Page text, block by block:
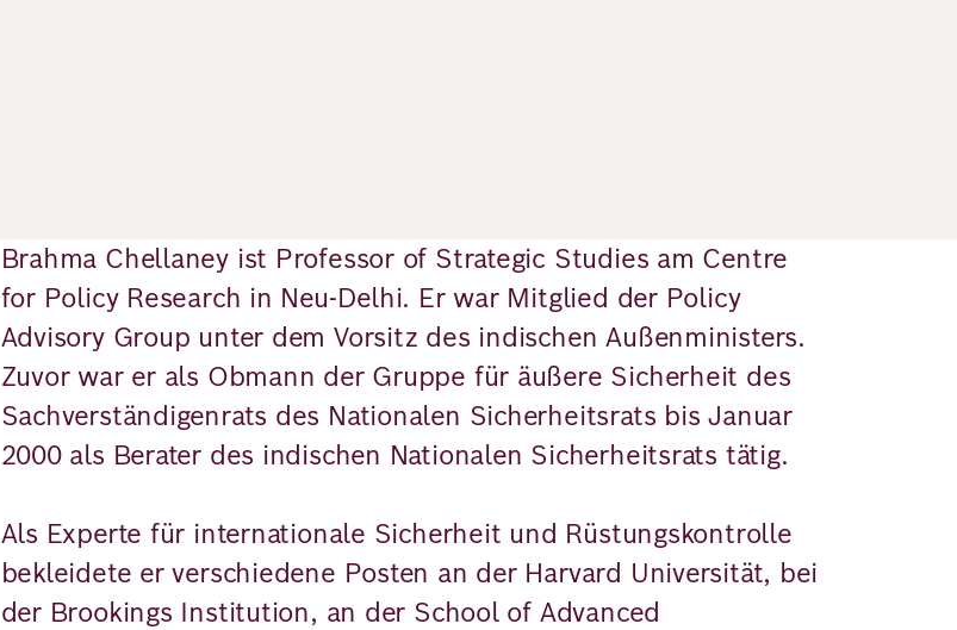
Brahma Chellaney ist Professor of Strategic Studies am Centre
for Policy Research in Neu-Delhi. Er war Mitglied der Policy
Advisory Group unter dem Vorsitz des indischen Außenministers.
Zuvor war er als Obmann der Gruppe für äußere Sicherheit des
Sachverständigenrats des Nationalen Sicherheitsrats bis Januar
2000 als Berater des indischen Nationalen Sicherheitsrats tätig.
Als Experte für internationale Sicherheit und Rüstungskontrolle
bekleidete er verschiedene Posten an der Harvard Universität, bei
der Brookings Institution, an der School of Advanced